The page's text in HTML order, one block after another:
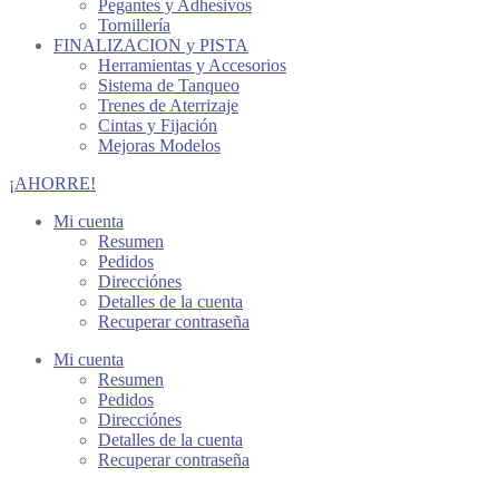
Pegantes y Adhesivos
Tornillería
FINALIZACION y PISTA
Herramientas y Accesorios
Sistema de Tanqueo
Trenes de Aterrizaje
Cintas y Fijación
Mejoras Modelos
¡AHORRE!
Mi cuenta
Resumen
Pedidos
Direcciónes
Detalles de la cuenta
Recuperar contraseña
Mi cuenta
Resumen
Pedidos
Direcciónes
Detalles de la cuenta
Recuperar contraseña